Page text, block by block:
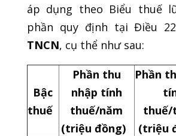
áp dụng theo Biểu thuế
phần quy định tại Điều 22
TNCN, cụ thể như sau:
Bậc
thuế
Phần thu
nhập tính
thuế/năm
(triệu đồng)
Phần
thuế/
(triệu